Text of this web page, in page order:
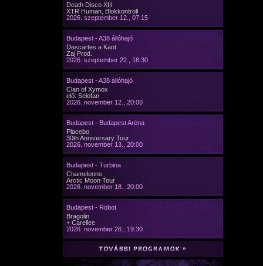
Death Disco XIII
XTR Human, Blokkontroll
2026. szeptember 12., 07:15
Budapest - A38 állóhajó
Descartes a Kant
Zaj Prod.
2026. szeptember 22., 18:30
Budapest - A38 állóhajó
Clan of Xymox
elő: Selofan
2026. november 12., 20:00
Budapest - Budapest Aréna
Placebo
30th Anniversary Tour
2026. november 13., 20:00
Budapest - Turbina
Chameleons
Arctic Moon Tour
2026. november 18., 20:00
Budapest - Robot
Bragolin
+ Carellee
2026. november 26., 19:30